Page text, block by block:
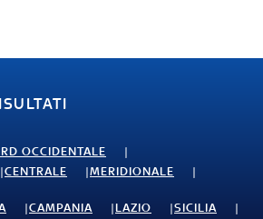
OCCIDENTALE
CENTRALE
MERIDIONALE
CAMPANIA LAZIO
SICILIA